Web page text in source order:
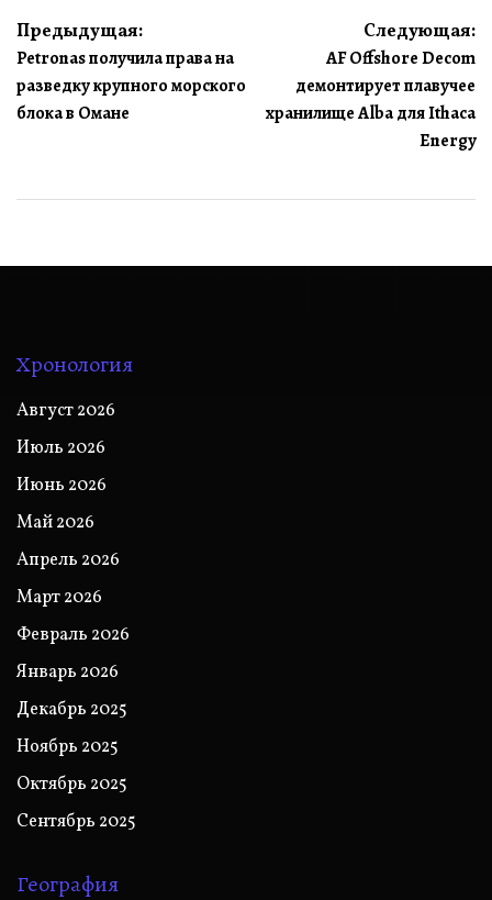
Навигация
по
записям
Предыдущая:
Petronas получила права на
разведку крупного морского
блока в Омане
Следующая:
AF Offshore Decom
демонтирует плавучее
хранилище Alba для Ithaca
Energy
Хронология
Август 2026
Июль 2026
Июнь 2026
Май 2026
Апрель 2026
Март 2026
Февраль 2026
Январь 2026
Декабрь 2025
Ноябрь 2025
Октябрь 2025
Сентябрь 2025
География